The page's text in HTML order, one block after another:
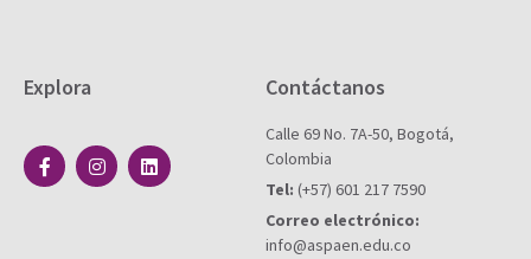
Explora Contáctanos
Calle 69 No. 7A-50, Bogotá,
Colombia
Tel: (+57) 601 217 7590
Correo electrónico:
info@aspaen.edu.co